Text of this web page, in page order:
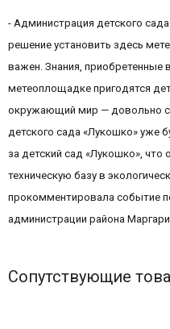
- Администрация детского
решение установить здесь
важен. Знания, приобретенные
метеоплощадке пригодятся
окружающий мир — довольно
детского сада «Лукошко» уже
за детский сад «Лукошко», что
техническую базу в
прокомментировала событие
администрации района
Сопутствующие